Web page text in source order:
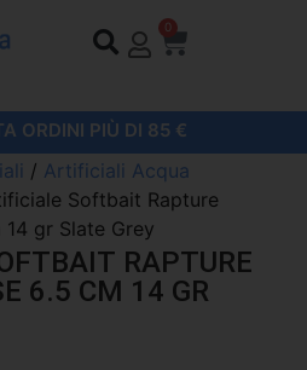
0
ORDINI PIÙ DI 85 €
/ Artificiali Acqua
Softbait Rapture
gr Slate Grey
RAPTURE
6.5 CM 14 GR